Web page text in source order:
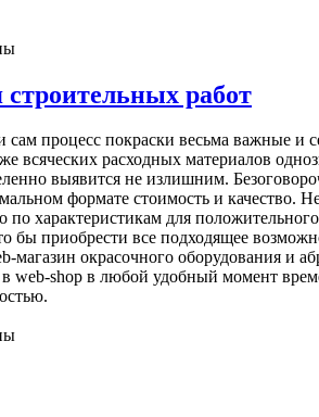
строительных работ
процесс покраски весьма важные и
расходных материалов
выявится не излишним.
формате стоимость и
по характеристикам для
приобрести все подходящее
окрасочного оборудования и
shop в любой удобный момент